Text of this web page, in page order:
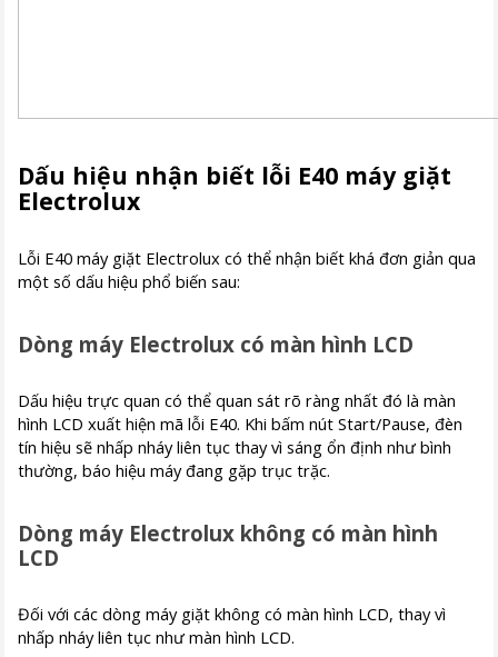
Dấu hiệu nhận biết lỗi E40 máy giặt
Electrolux
Lỗi E40 máy giặt Electrolux có thể nhận biết khá đơn giản qua
một số dấu hiệu phổ biến sau:
Dòng máy Electrolux có màn hình LCD
Dấu hiệu trực quan có thể quan sát rõ ràng nhất đó là màn
hình LCD xuất hiện mã lỗi E40. Khi bấm nút Start/Pause, đèn
tín hiệu sẽ nhấp nháy liên tục thay vì sáng ổn định như bình
thường, báo hiệu máy đang gặp trục trặc.
Dòng máy Electrolux không có màn hình
LCD
Đối với các dòng máy giặt không có màn hình LCD, thay vì
nhấp nháy liên tục như màn hình LCD.